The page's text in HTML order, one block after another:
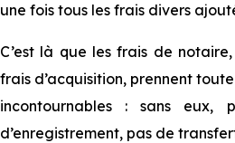
une fois tous les frais divers
C’est là que les frais de
frais d’acquisition, prennent
incontournables : sans eux,
d’enregistrement, pas de